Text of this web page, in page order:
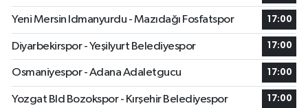
Yeni Mersin Idmanyurdu - Mazıdağı Fosfatspor 17:00
Diyarbekirspor - Yeşilyurt Belediyespor 17:00
Osmaniyespor - Adana Adaletgucu 17:00
Yozgat Bld Bozokspor - Kırşehir Belediyespor 17:00